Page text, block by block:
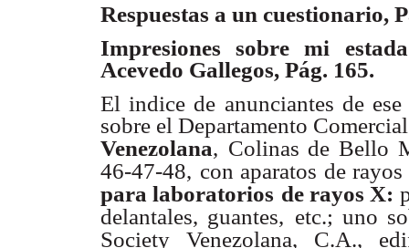
Respuestas a un cuestionario,
Impresiones sobre mi
Acevedo Gallegos, Pág. 165.
El indice de anunciantes de
sobre el Departamento
Venezolana, Colinas de Bello
46-47-48, con aparatos de
para laboratorios de rayos X:
delantales, guantes, etc.; uno
Society Venezolana, C.A.,